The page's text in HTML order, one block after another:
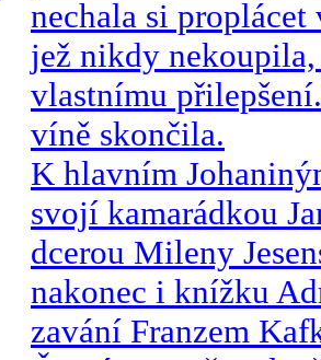
nechala si
jež nikdy
vlastnímu
víně skončila.
K hlavním
svojí kamarádkou
dcerou Mileny
nakonec i knížku
zavání Franzem